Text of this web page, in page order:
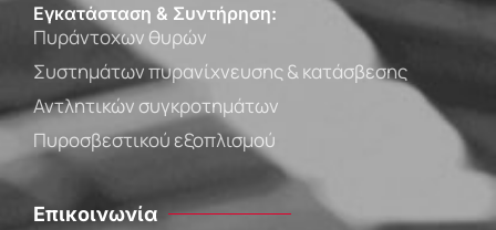
Εγκατάσταση & Συντήρηση:
Πυράντοχων θυρών
Συστημάτων πυρανίχνευσης & κατάσβεσης
Αντλητικών συγκροτημάτων
Πυροσβεστικού εξοπλισμού
Επικοινωνία